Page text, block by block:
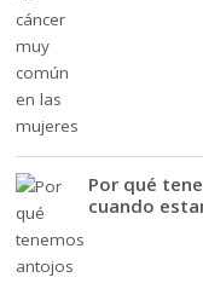
Por qué
cuando